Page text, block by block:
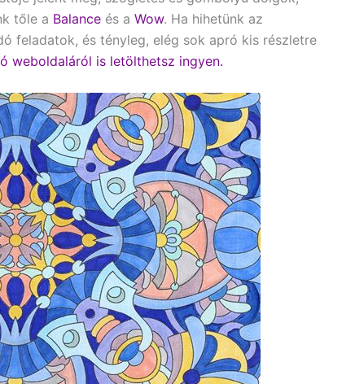
tőle a Balance és a Wow. Ha hihetünk az
feladatok, és tényleg, elég sok apró kis részletre
weboldaláról is letölthetsz ingyen.